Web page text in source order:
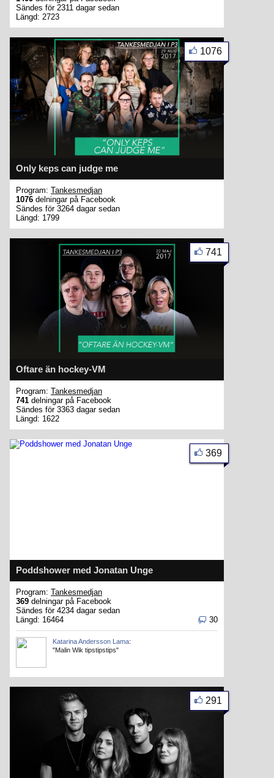
Sändes för 2311 dagar sedan
Längd: 2723
Only keps can judge me
1076
Program: Tankesmedjan
1076 delningar på Facebook
Sändes för 3264 dagar sedan
Längd: 1799
Oftare än hockey-VM
741
Program: Tankesmedjan
741 delningar på Facebook
Sändes för 3363 dagar sedan
Längd: 1622
Poddshower med Jonatan Unge
369
Program: Tankesmedjan
369 delningar på Facebook
Sändes för 4234 dagar sedan
Längd: 16464
30
Katarina Andersson Lama:
"Malin Wik tipstipstips"
291